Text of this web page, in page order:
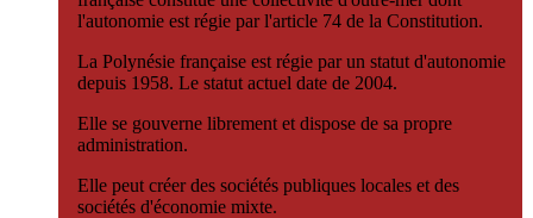
l'autonomie est régie par l'article 74 de la Constitution.
La Polynésie française est régie par un statut d'autonomie
depuis 1958. Le statut actuel date de 2004.
Elle se gouverne librement et dispose de sa propre
administration.
Elle peut créer des sociétés publiques locales et des
sociétés d'économie mixte.